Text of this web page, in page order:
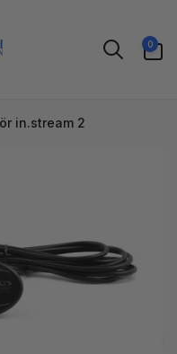
0
artiklar
in.stream 2